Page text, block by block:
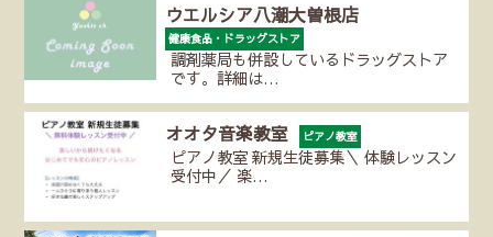
ウエルシア八潮大曽根店
健康食品・ドラッグストア
調剤薬局も併設しているドラッグストア
です。詳細は…
オオタ音楽教室 ピアノ教室
ピアノ教室 新規生徒募集＼ 体験レッスン
受付中／ 楽…